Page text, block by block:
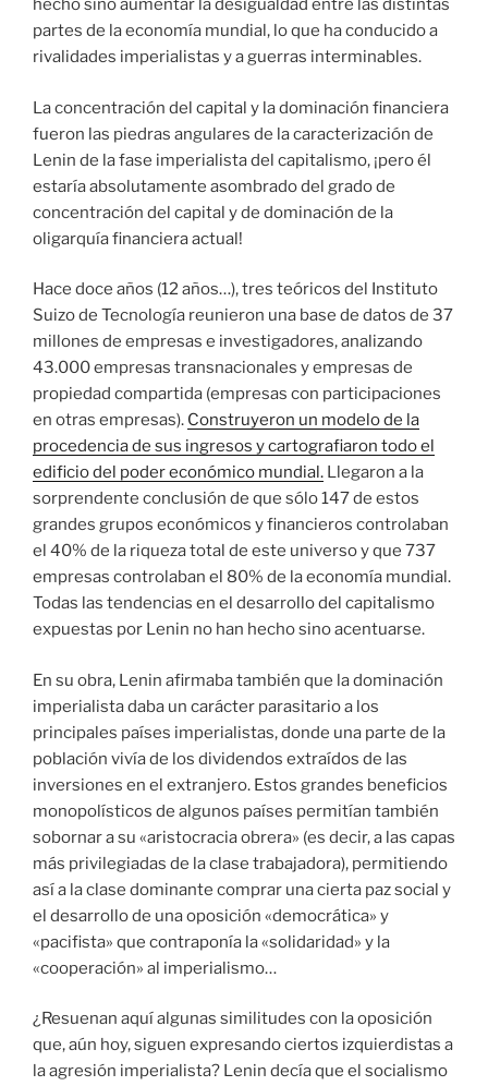
hecho sino aumentar la desigualdad entre las distintas
partes de la economía mundial, lo que ha conducido a
rivalidades imperialistas y a guerras interminables.
La concentración del capital y la dominación financiera
fueron las piedras angulares de la caracterización de
Lenin de la fase imperialista del capitalismo, ¡pero él
estaría absolutamente asombrado del grado de
concentración del capital y de dominación de la
oligarquía financiera actual!
Hace doce años (12 años…), tres teóricos del Instituto
Suizo de Tecnología reunieron una base de datos de 37
millones de empresas e investigadores, analizando
43.000 empresas transnacionales y empresas de
propiedad compartida (empresas con participaciones
en otras empresas). Construyeron un modelo de la
procedencia de sus ingresos y cartografiaron todo el
edificio del poder económico mundial. Llegaron a la
sorprendente conclusión de que sólo 147 de estos
grandes grupos económicos y financieros controlaban
el 40% de la riqueza total de este universo y que 737
empresas controlaban el 80% de la economía mundial.
Todas las tendencias en el desarrollo del capitalismo
expuestas por Lenin no han hecho sino acentuarse.
En su obra, Lenin afirmaba también que la dominación
imperialista daba un carácter parasitario a los
principales países imperialistas, donde una parte de la
población vivía de los dividendos extraídos de las
inversiones en el extranjero. Estos grandes beneficios
monopolísticos de algunos países permitían también
sobornar a su «aristocracia obrera» (es decir, a las capas
más privilegiadas de la clase trabajadora), permitiendo
así a la clase dominante comprar una cierta paz social y
el desarrollo de una oposición «democrática» y
«pacifista» que contraponía la «solidaridad» y la
«cooperación» al imperialismo…
¿Resuenan aquí algunas similitudes con la oposición
que, aún hoy, siguen expresando ciertos izquierdistas a
la agresión imperialista? Lenin decía que el socialismo